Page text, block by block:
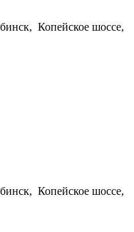
Копейское шоссе,
Копейское шоссе,